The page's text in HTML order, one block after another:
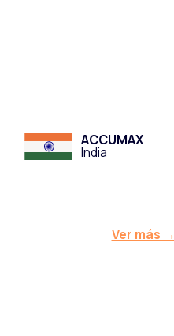
ACCUMAX
India
Ver más →